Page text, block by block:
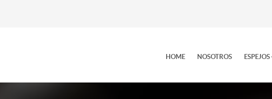
HOME NOSOTROS ESPEJOS